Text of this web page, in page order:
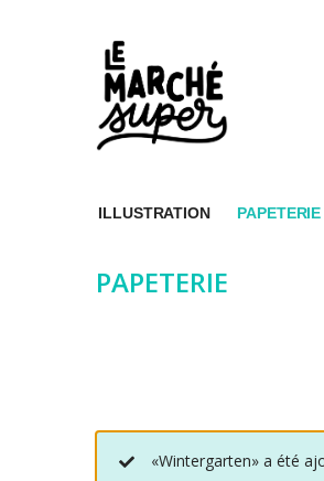
ILLUSTRATION PAPETERIE
PAPETERIE
«Wintergarten» a été